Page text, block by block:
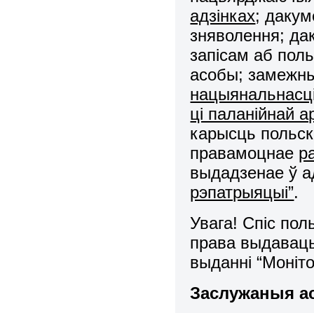
адзінках;
зняволення;
запісам аб
асобы;
ці паланійнай
карысць
правамоцнае
выдадзенае ў
рэпатрыяцыі”.
Увага! Спіс
права
выданні
Заслужаныя